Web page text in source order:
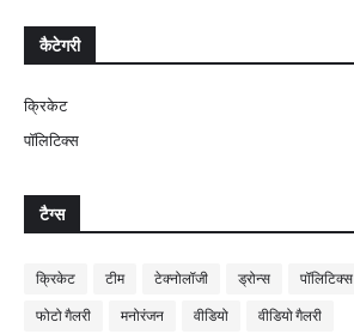
कैटेगरी
क्रिकेट
पॉलिटिक्स
टैग्स
क्रिकेट टीम टेक्नोलॉजी ड्रोन्स पॉलिटिक्स
फोटो गैलरी मनोरंजन वीडियो वीडियो गैलरी